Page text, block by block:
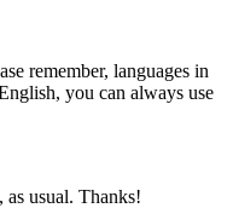
remember, languages in
you can always use
as usual. Thanks!